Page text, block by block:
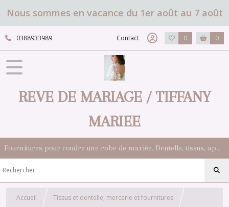
Nous sommes en vacance du 1er août au 7 août
0388933989 Contact 0 0
REVE DE MARIAGE / TIFFANY
MARIEE
Fournitures pour coudre une robe de mariée. Dentelle, tissus, appliqués, galons, boutons. Robes et accessoires pour la mariée.
Accueil Tissus et dentelle, mercerie et fournitures